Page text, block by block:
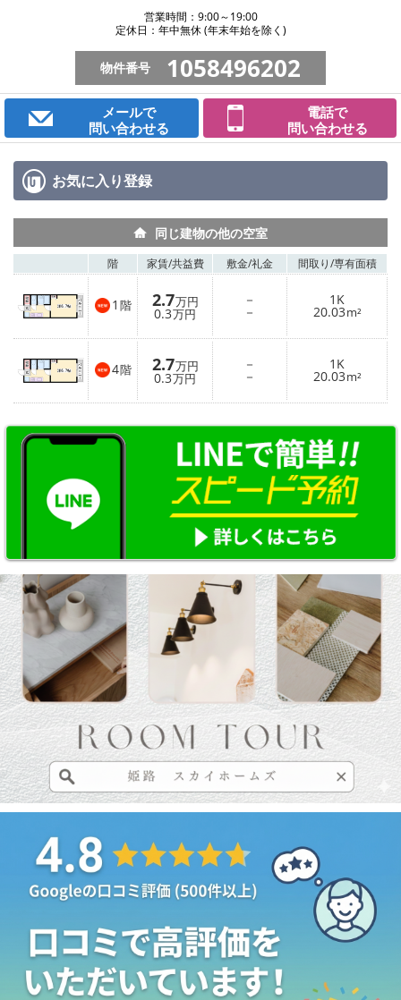
営業時間：9:00～19:00
定休日：年中無休 (年末年始を除く)
物件番号 1058496202
メールで
問い合わせる
電話で
問い合わせる
お気に入り登録
同じ建物の他の空室
階 家賃/共益費 敷金/礼金 間取り/専有面積
1 階 2.7万円
0.3万円
－
－
1K
20.03m²
4階 2.7万円
0.3万円
－
－
1K
20.03m²